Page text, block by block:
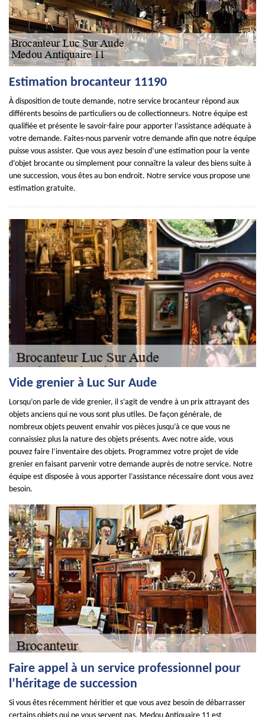
Estimation brocanteur 11190
À disposition de toute demande, notre service brocanteur répond aux
différents besoins de particuliers ou de collectionneurs. Notre équipe est
qualifiée et présente le savoir-faire pour apporter l’assistance adéquate à
votre demande. Faites-nous parvenir votre demande afin que notre équipe
puisse vous assister. Que vous ayez besoin d’une estimation pour la vente
d’objet brocante ou simplement pour connaître la valeur des biens suite à
une succession, vous êtes au bon endroit. Notre service vous propose une
estimation gratuite.
Vide grenier à Luc Sur Aude
Lorsqu’on parle de vide grenier, il s’agit de vendre à un prix attrayant des
objets anciens qui ne vous sont plus utiles. De façon générale, de
nombreux objets peuvent envahir vos pièces jusqu’à ce que vous ne
connaissiez plus la nature des objets présents. Avec notre aide, vous
pouvez faire l’inventaire des objets. Programmez votre projet de vide
grenier en faisant parvenir votre demande auprès de notre service. Notre
équipe est disposée à vous apporter l’assistance nécessaire dont vous avez
besoin.
Faire appel à un service professionnel pour
l’héritage de succession
Si vous êtes récemment héritier et que vous avez besoin de débarrasser